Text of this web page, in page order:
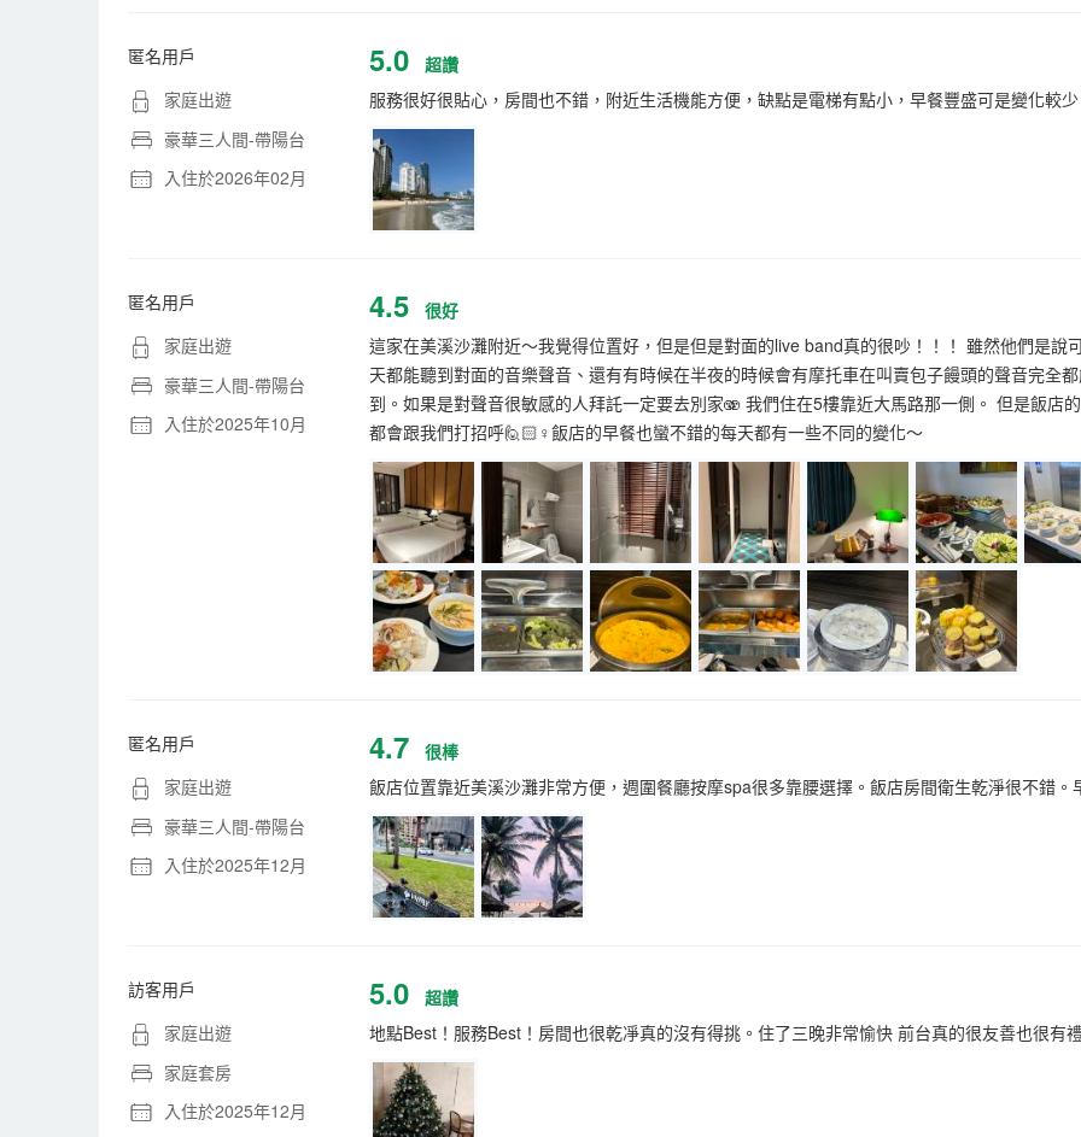
匿名用戶
家庭出遊
豪華三人間-帶陽台
入住於2026年02月
5.0
超讚
服務很好很貼心，房間也不錯，附近生活機能方便，缺點是電梯有點小，早餐豐盛可是變化較
匿名用戶
家庭出遊
豪華三人間-帶陽台
入住於2025年10月
4.5
很好
這家在美溪沙灘附近～我覺得位置好，但是但是對面的live band真的很吵！！！ 雖然他們是
天都能聽到對面的音樂聲音、還有有時候在半夜的時候會有摩托車在叫賣包子饅頭的聲音完
到。如果是對聲音很敏感的人拜託一定要去別家🫨 我們住在5樓靠近大馬路那一側。 但是飯
都會跟我們打招呼🙋🏻♀️飯店的早餐也蠻不錯的每天都有一些不同的變化～
匿名用戶
家庭出遊
豪華三人間-帶陽台
入住於2025年12月
4.7
很棒
飯店位置靠近美溪沙灘非常方便，週圍餐廳按摩spa很多靠腰選擇。飯店房間衛生乾淨很不錯。
訪客用戶
家庭出遊
家庭套房
入住於2025年12月
5.0
超讚
地點Best！服務Best！房間也很乾凈真的沒有得挑。住了三晚非常愉快 前台真的很友善也很有